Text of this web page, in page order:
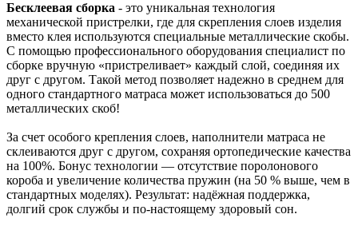
Бесклеевая сборка - это уникальная технология
механической пристрелки, где для скрепления слоев изделия
вместо клея используются специальные металлические скобы.
С помощью профессионального оборудования специалист по
сборке вручную «пристреливает» каждый слой, соединяя их
друг с другом. Такой метод позволяет надежно в среднем для
одного стандартного матраса может использоваться до 500
металлических скоб!
За счет особого крепления слоев, наполнители матраса не
склеиваются друг с другом, сохраняя ортопедические качества
на 100%. Бонус технологии — отсутствие поролонового
короба и увеличение количества пружин (на 50 % выше, чем в
стандартных моделях). Результат: надёжная поддержка,
долгий срок службы и по‑настоящему здоровый сон.